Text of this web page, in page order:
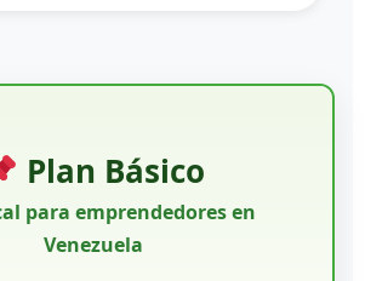
Plan Básico
para emprendedores en
Venezuela